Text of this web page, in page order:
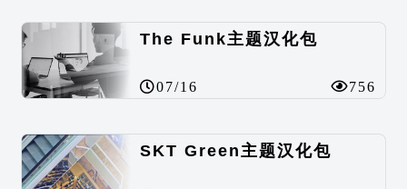
The Funk主题汉化包
07/16 756
SKT Green主题汉化包